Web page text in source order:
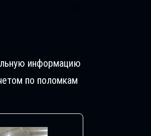
информацию
по поломкам